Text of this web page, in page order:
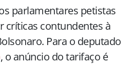
parlamentares petistas
críticas contundentes à
Para o deputado
, o anúncio do tarifaço é